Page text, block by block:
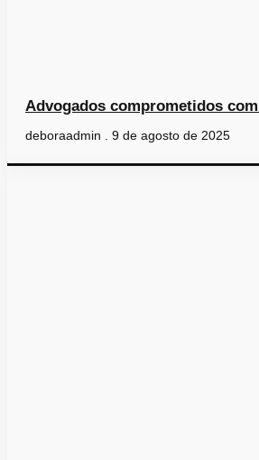
Advogados comprometidos
deboraadmin 9 de agosto de 2025